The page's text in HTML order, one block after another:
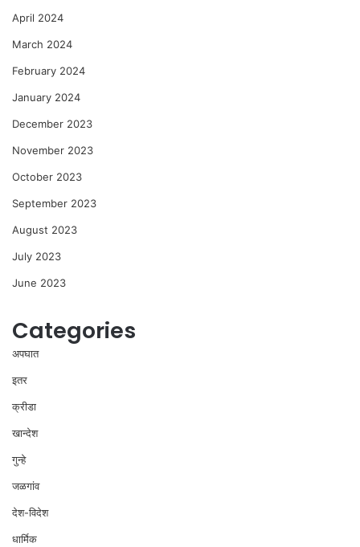
April 2024
March 2024
February 2024
January 2024
December 2023
November 2023
October 2023
September 2023
August 2023
July 2023
June 2023
Categories
अपघात
इतर
क्रीडा
खान्देश
गुन्हे
जळगांव
देश-विदेश
धार्मिक